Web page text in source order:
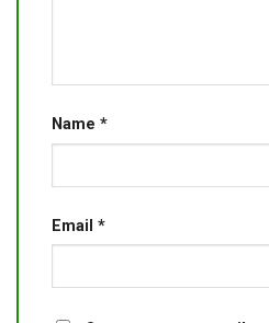
Name *
Email *